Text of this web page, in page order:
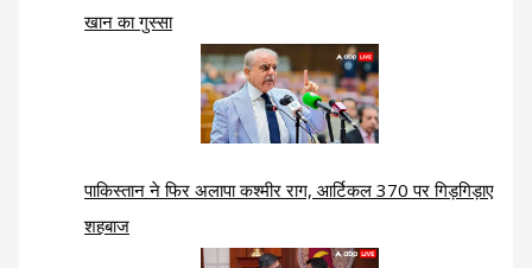
खान का गुस्सा
पाकिस्तान ने फिर अलापा कश्मीर राग, आर्टिकल 370 पर गिड़गिड़ाए
शहबाज